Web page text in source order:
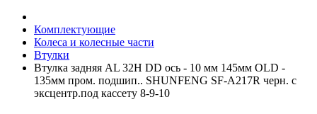
Комплектующие
Колеса и колесные части
Втулки
Втулка задняя AL 32H DD ось - 10 мм 145мм OLD -
135мм пром. подшип.. SHUNFENG SF-A217R черн. с
эксцентр.под кассету 8-9-10